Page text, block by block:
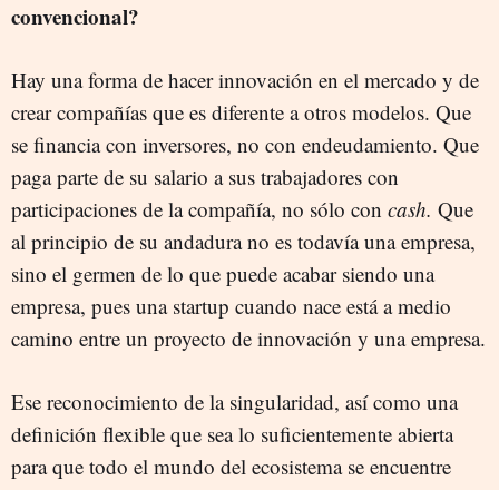
convencional?
Hay una forma de hacer innovación en el mercado y de
crear compañías que es diferente a otros modelos. Que
se financia con inversores, no con endeudamiento. Que
paga parte de su salario a sus trabajadores con
participaciones de la compañía, no sólo con cash. Que
al principio de su andadura no es todavía una empresa,
sino el germen de lo que puede acabar siendo una
empresa, pues una startup cuando nace está a medio
camino entre un proyecto de innovación y una empresa.
Ese reconocimiento de la singularidad, así como una
definición flexible que sea lo suficientemente abierta
para que todo el mundo del ecosistema se encuentre